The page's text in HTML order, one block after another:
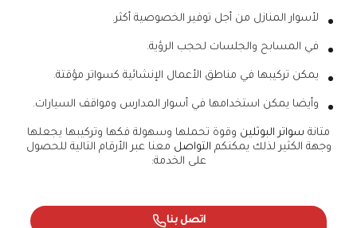
لأسوار المنازل من أجل توفير الخصوصية أكثر.
في المسابح والجلسات لحجب الرؤية.
يمكن تركيبها في مناطق الأعمال الإنشائية كسواتر مؤقتة.
وأيضا يمكن استخدامها في أسوار المدارس ومواقف السيارات.
متانة سواتر البوثلين وقوة تحملها وسهولة فكها وتركيبها يجعلها
وجهة الكثير لذلك يمكنكم التواصل معنا عبر الأرقام التالية للحصول
على الخدمة:
اتصل بنا